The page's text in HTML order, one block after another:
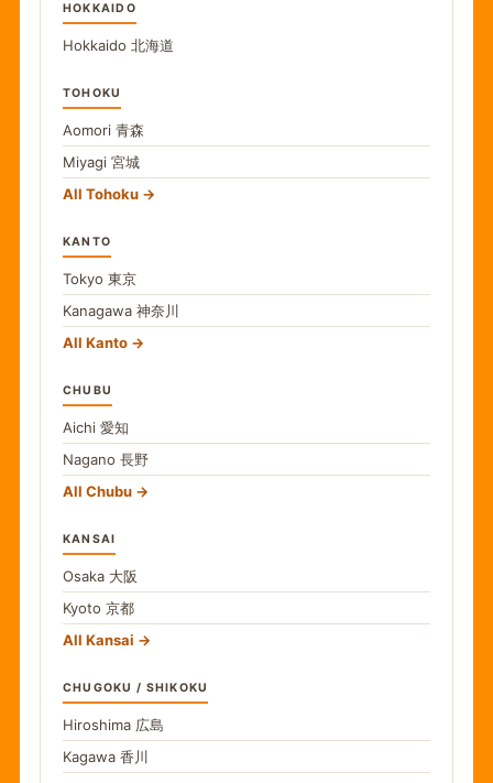
HOKKAIDO
Hokkaido 北海道
TOHOKU
Aomori 青森
Miyagi 宮城
All Tohoku
KANTO
Tokyo 東京
Kanagawa 神奈川
All Kanto
CHUBU
Aichi 愛知
Nagano 長野
All Chubu
KANSAI
Osaka 大阪
Kyoto 京都
All Kansai
CHUGOKU / SHIKOKU
Hiroshima 広島
Kagawa 香川